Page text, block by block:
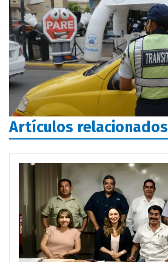
Artículos relacionados